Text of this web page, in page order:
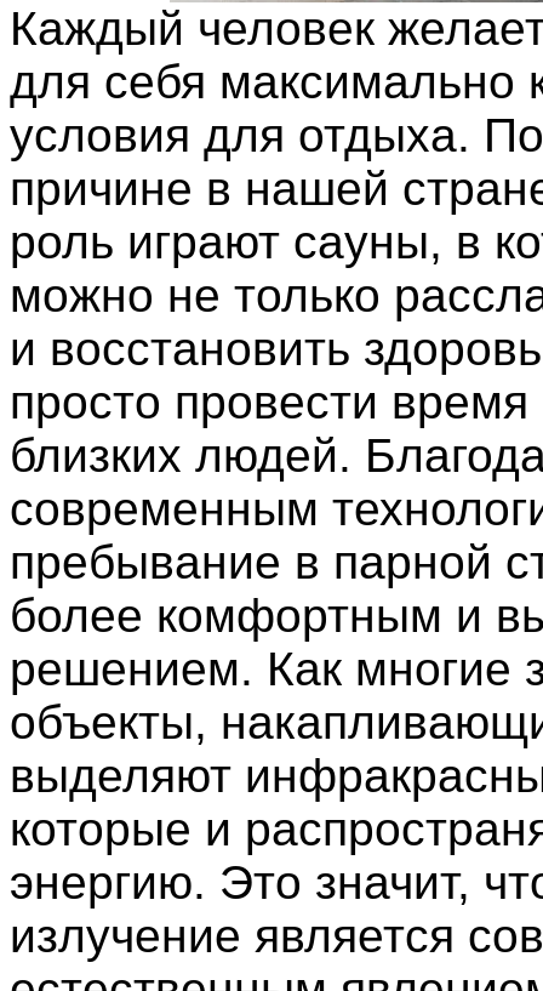
Каждый человек
для себя максимально
условия для отдыха.
причине в нашей
роль играют сауны, в
можно не только
и восстановить
просто провести
близких людей.
современным
пребывание в парной
более комфортным и
решением. Как многие
объекты,
выделяют
которые и
энергию. Это значит,
излучение является